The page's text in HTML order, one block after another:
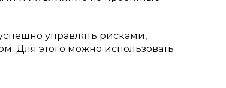
управлять рисками,
Для этого можно использовать